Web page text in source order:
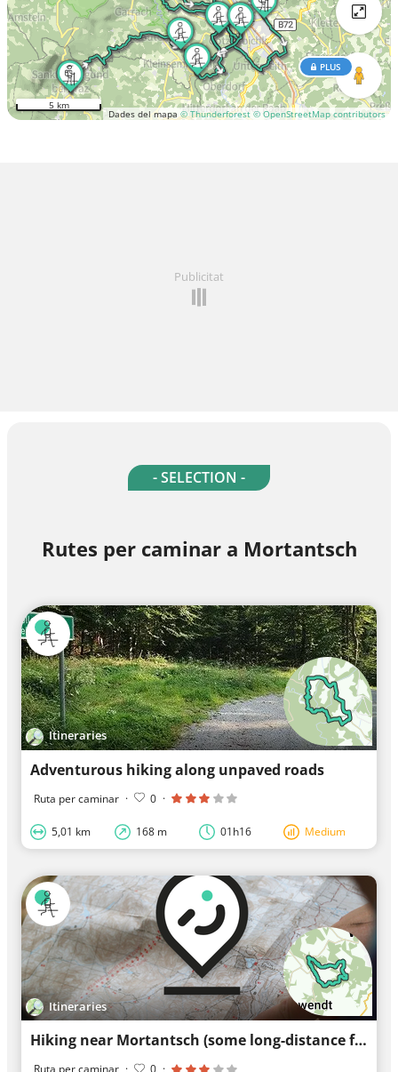
Dades del mapa © Thunderforest © OpenStreetMap contributors
PLUS
5 km
Publicitat
- SELECTION -
Rutes per caminar a Mortantsch
Itineraries
Adventurous hiking along unpaved roads
Ruta per caminar · 0 ·
5,01 km 168 m 01h16 Medium
Itineraries
Hiking near Mortantsch (some long-distance footpaths along the way)